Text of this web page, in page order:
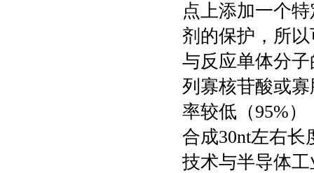
点上添加一个
剂的保护，所
与反应单体分
列寡核苷酸或
率较低（95%
合成30nt左右
技术与半导体